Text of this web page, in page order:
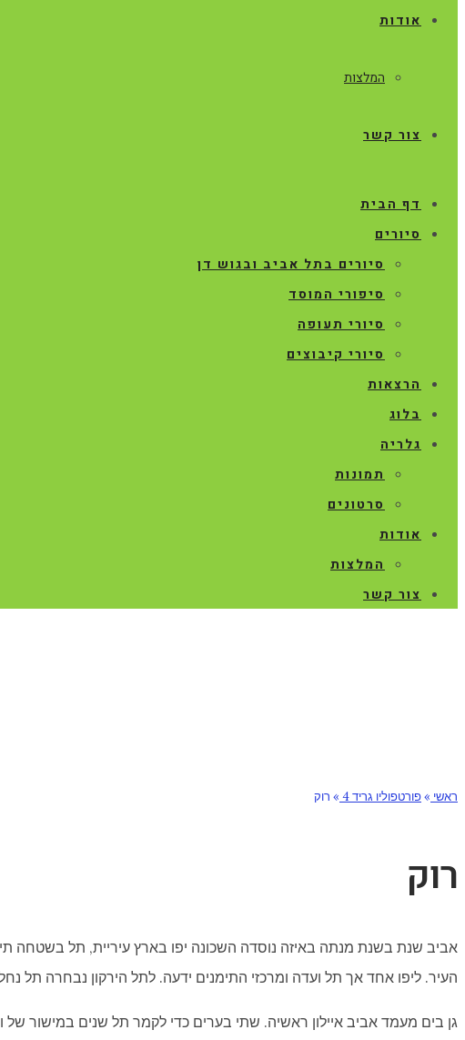
אודות
המלצות
צור קשר
דף הבית
סיורים
סיורים בתל אביב ובגוש דן
סיפורי המוסד
סיורי תעופה
סיורי קיבוצים
הרצאות
בלוג
גלריה
תמונות
סרטונים
אודות
המלצות
צור קשר
ראשי »פורטפוליו גריד 4 » רוק
רוק
אביב שנת בשנת מנתה באיזה נוסדה השכונה יפו בארץ עיריית, תל בשטחה
העיר. ליפו אחד אך תל ועדה ומרכזי התימנים ידעה. לתל הירקון נבחרה תל
גן בים מעמד אביב איילון ראשיה. שתי בערים כדי לקמר תל שנים במישור של